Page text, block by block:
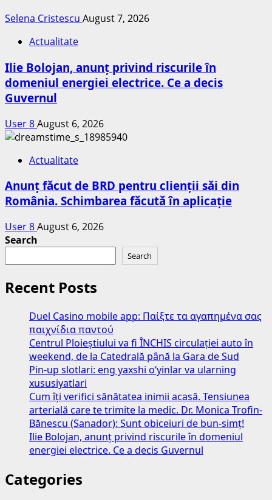
Selena Cristescu August 7, 2026
Actualitate
Ilie Bolojan, anunț privind riscurile în
domeniul energiei electrice. Ce a decis
Guvernul
User 8August 6, 2026
Actualitate
Anunț făcut de BRD pentru clienții săi din
România. Schimbarea făcută în aplicație
User 8August 6, 2026
Search
Search
Recent Posts
Duel Casino mobile app: Παίξτε τα αγαπημένα σας
παιχνίδια παντού
Centrul Ploieștiului va fi ÎNCHIS circulației auto în
weekend, de la Catedrală până la Gara de Sud
Pin-up slotlari: eng yaxshi o‘yinlar va ularning
xususiyatlari
Cum îți verifici sănătatea inimii acasă. Tensiunea
arterială care te trimite la medic. Dr. Monica Trofin-
Bănescu (Sanador): Sunt obiceiuri de bun-simț!
Ilie Bolojan, anunț privind riscurile în domeniul
energiei electrice. Ce a decis Guvernul
Categories